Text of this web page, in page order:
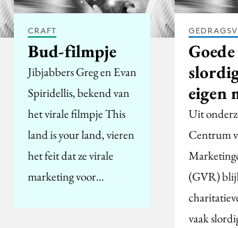
CRAFT
Bud-filmpje
Jibjabbers Greg en Evan
Spiridellis, bekend van
het virale filmpje This
land is your land, vieren
het feit dat ze virale
marketing voor…
eigen
Uit
Centrum
(GVR)
vaak